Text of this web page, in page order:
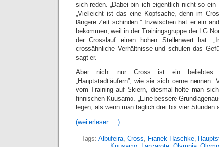
sich reden. „Dabei bin ich eigentlich nicht so ein
„Vielleicht ist das eine Kopfsache, denn im
längere Zeit schinden.” Inzwischen hat er ein
bekommen, weil in der Trainingsgruppe der LG
der Crosslauf einen hohen Stellenwert hat.
crossähnliche Verhältnisse und schulen das
sagt er.
Aber nicht nur Cross ist ein beliebtes
„Hauptstadtläufern”, wie sie sich gerne nennen.
vom Training auf Skiern, diesmal holte man
finnischen Kuusamo. „Eine bessere
legen, als wenn man täglich drei bis vier Stunden
(weiterlesen …)
Tags: Albufeira, Cross, Franek Haschke,